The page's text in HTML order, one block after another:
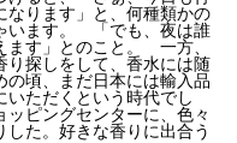
なります」と、何種類かの
います。 「でも、夜は誰
ます」とのこと。 一方、
り探しをして、香水には随
の頃、まだ日本には輸入品
いただくという時代でし
ピングセンターに、色々
た。好きな香りに出合う